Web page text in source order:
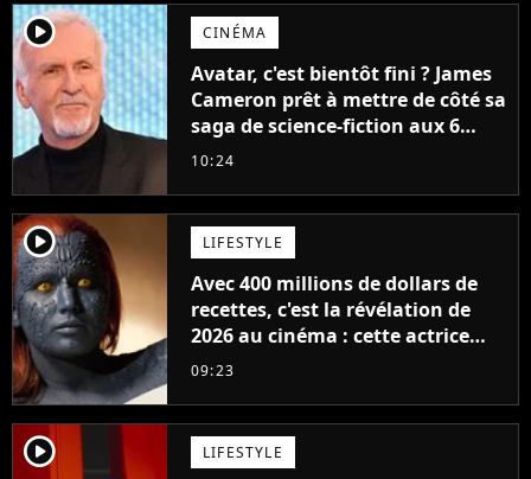
player2 CINÉMA
Avatar, c'est bientôt fini ? James
Cameron prêt à mettre de côté sa
saga de science-fiction aux 6
milliards de recettes
10:24
player2 LIFESTYLE
Avec 400 millions de dollars de
recettes, c'est la révélation de
2026 au cinéma : cette actrice
adorée prête à remplacer
09:23
player2 LIFESTYLE